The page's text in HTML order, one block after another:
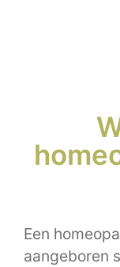
Een
aangeboren